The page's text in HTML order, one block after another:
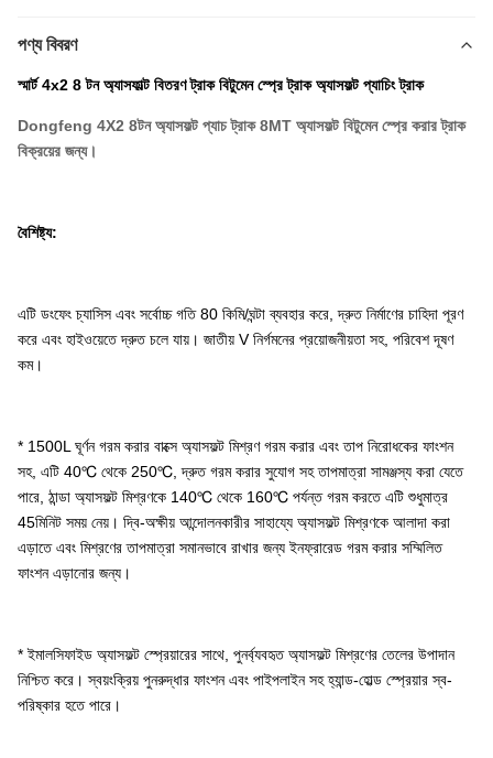
পণ্য বিবরণ
স্মার্ট 4x2 8 টন অ্যাসফাল্ট বিতরণ ট্রাক বিটুমেন স্প্রে ট্রাক অ্যাসফল্ট প্যাচিং ট্রাক
Dongfeng 4X2 8টন অ্যাসফল্ট প্যাচ ট্রাক 8MT অ্যাসফল্ট বিটুমেন স্প্রে করার ট্রাক
বিক্রয়ের জন্য।
বৈশিষ্ট্য:
এটি ডংফেং চ্যাসিস এবং সর্বোচ্চ গতি 80 কিমি/ঘন্টা ব্যবহার করে, দ্রুত নির্মাণের চাহিদা পূরণ
করে এবং হাইওয়েতে দ্রুত চলে যায়। জাতীয় V নির্গমনের প্রয়োজনীয়তা সহ, পরিবেশ দূষণ
কম।
* 1500L ঘূর্ণন গরম করার বাক্সে অ্যাসফল্ট মিশ্রণ গরম করার এবং তাপ নিরোধকের ফাংশন
সহ, এটি 40℃ থেকে 250℃, দ্রুত গরম করার সুযোগ সহ তাপমাত্রা সামঞ্জস্য করা যেতে
পারে, ঠান্ডা অ্যাসফল্ট মিশ্রণকে 140℃ থেকে 160℃ পর্যন্ত গরম করতে এটি শুধুমাত্র
45মিনিট সময় নেয়। দ্বি-অক্ষীয় আন্দোলনকারীর সাহায্যে অ্যাসফল্ট মিশ্রণকে আলাদা করা
এড়াতে এবং মিশ্রণের তাপমাত্রা সমানভাবে রাখার জন্য ইনফ্রারেড গরম করার সম্মিলিত
ফাংশন এড়ানোর জন্য।
* ইমালসিফাইড অ্যাসফল্ট স্প্রেয়ারের সাথে, পুনর্ব্যবহৃত অ্যাসফল্ট মিশ্রণের তেলের উপাদান
নিশ্চিত করে। স্বয়ংক্রিয় পুনরুদ্ধার ফাংশন এবং পাইপলাইন সহ হ্যান্ড-হোল্ড স্প্রেয়ার স্ব-
পরিষ্কার হতে পারে।